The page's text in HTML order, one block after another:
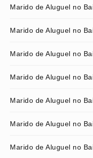
Marido de Aluguel no
Marido de Aluguel no
Marido de Aluguel no
Marido de Aluguel no
Marido de Aluguel no
Marido de Aluguel no
Marido de Aluguel no